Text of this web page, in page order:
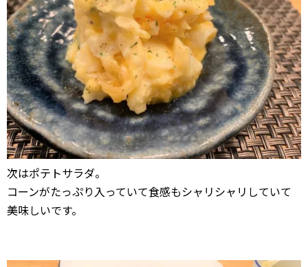
次はポテトサラダ。
コーンがたっぷり入っていて食感もシャリシャリしていて
美味しいです。